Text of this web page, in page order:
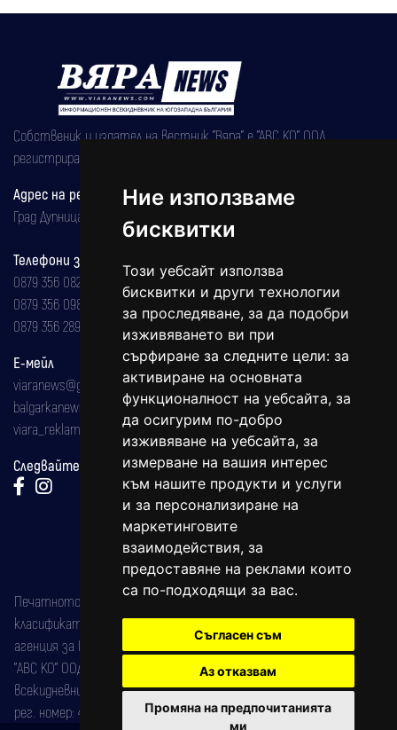
Ние използваме
бисквитки
Този уебсайт използва
бисквитки и други технологии
за проследяване, за да подобри
изживяването ви при
сърфиране за следните цели: за
активиране на основната
функционалност на уебсайта, за
да осигурим по-добро
изживяване на уебсайта, за
измерване на вашия интерес
към нашите продукти и услуги
и за персонализиране на
маркетинговите
взаимодействия, за
предоставяне на реклами които
са по-подходящи за вас.
Съгласен съм
Аз отказвам
Промяна на предпочитанията
ми
Собственик и издател на вестник "Вяра" е "АВС КО" ООД,
регистрирана на 08.05.2002 година.
Адрес на редакцията
Град Дупница, ул.''Христо Ботев" 43
Телефони за реклама и абонаменти
0879 356 082
0879 356 098
0879 356 289
Е-мейл
viaranews@gmail.com
balgarkanews@gmail.com
viara_reklama@mail.bg
Следвайте ни:
Печатното издание на вестника е регистрирано в националния
класификатор на печатните издания (Българска национална
агенция за ISSN) под номер: ISSN 1312-4722.
"АВС КО" ООД е притежател на марката: Вяра информационен
всекидневник на югозападна България, със свидетелство за марка
рег. номер: 47857/11.05.2004 година.